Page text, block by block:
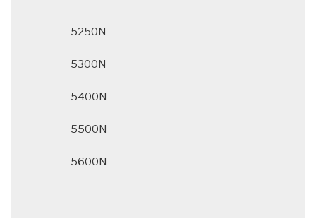
5250N
5300N
5400N
5500N
5600N